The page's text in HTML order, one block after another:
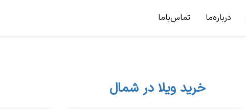
درباره‌ما تماس‌باما
خرید ویلا در شمال